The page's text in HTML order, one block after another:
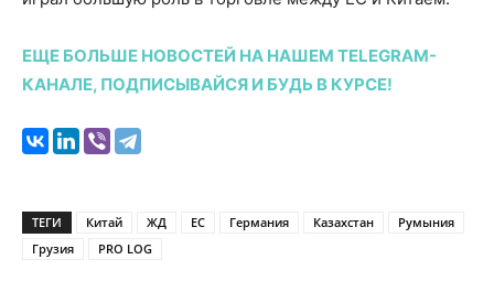
ЕЩЕ БОЛЬШЕ НОВОСТЕЙ НА НАШЕМ TELEGRAM-
КАНАЛЕ, ПОДПИСЫВАЙСЯ И БУДЬ В КУРСЕ!
ТЕГИ Китай ЖД ЕС Германия Казахстан
Румыния
Грузия
PRO LOG